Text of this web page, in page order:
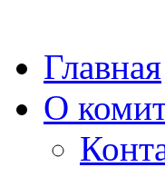
Главная
О